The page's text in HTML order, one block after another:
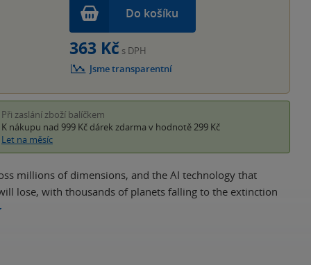
Do košíku
363 Kč s DPH
Jsme transparentní
Při zaslání zboží balíčkem
K nákupu nad 999 Kč dárek zdarma v hodnotě 299 Kč
Let na měsíc
millions of dimensions, and the AI technology that
lose, with thousands of planets falling to the extinction